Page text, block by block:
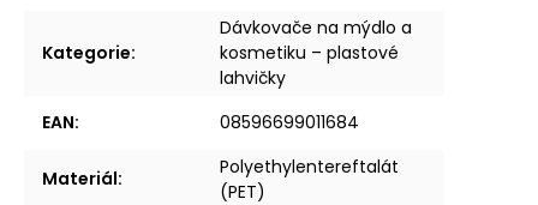
Kategorie:
Dávkovače na mýdlo a
kosmetiku – plastové
lahvičky
EAN: 08596699011684
Materiál:
Polyethylentereftalát
(PET)